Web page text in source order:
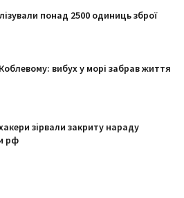
понад 2500 одиниць зброї
вибух у морі забрав життя
зірвали закриту нараду
рф